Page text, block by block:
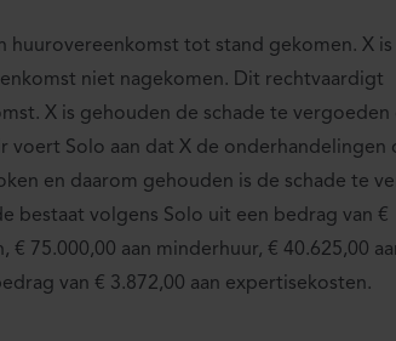
huurovereenkomst tot stand gekomen. X is
niet nagekomen. Dit rechtvaardigt
X is gehouden de schade te vergoeden
voert Solo aan dat X de onderhandelingen
en daarom gehouden is de schade te
bestaat volgens Solo uit een bedrag van €
€ 75.000,00 aan minderhuur, € 40.625,00
van € 3.872,00 aan expertisekosten.